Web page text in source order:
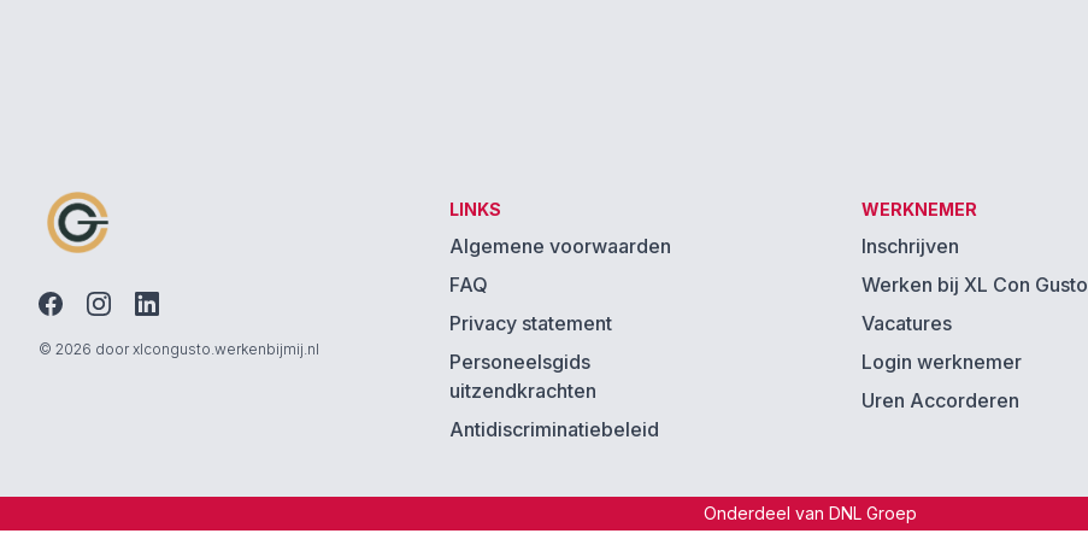
© 2026 door xlcongusto.werkenbijmij.nl
LINKS
Algemene voorwaarden
FAQ
Privacy statement
Personeelsgids
uitzendkrachten
Antidiscriminatiebeleid
WERKNEMER
Inschrijven
Werken bij XL Con Gusto
Vacatures
Login werknemer
Uren Accorderen
Onderdeel van DNL Groep